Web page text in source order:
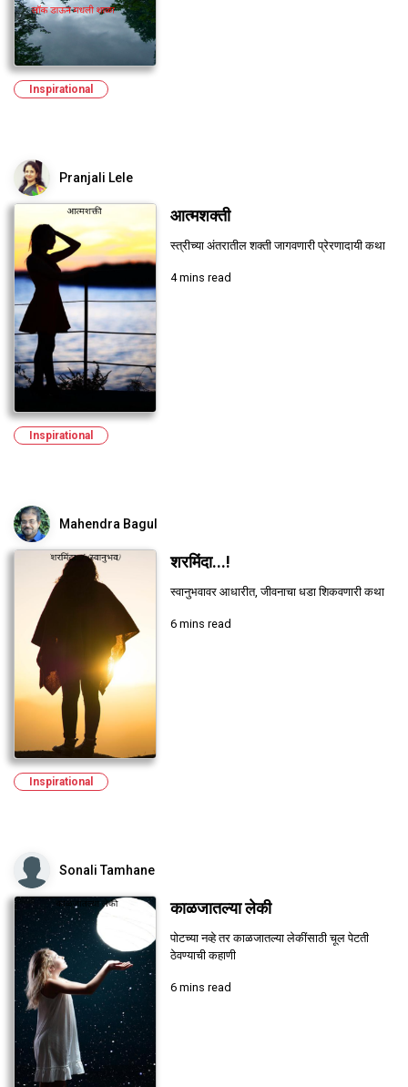
Inspirational
Pranjali Lele
आत्मशक्ती
स्त्रीच्या अंतरातील शक्ती जागवणारी प्रेरणादायी कथा
4 mins read
Inspirational
Mahendra Bagul
शरमिंदा...!
स्वानुभवावर आधारीत, जीवनाचा धडा शिकवणारी कथा
6 mins read
Inspirational
Sonali Tamhane
काळजातल्या लेकी
पोटच्या नव्हे तर काळजातल्या लेकींसाठी चूल पेटती
ठेवण्याची कहाणी
6 mins read